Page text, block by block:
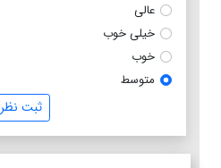
عالی
خیلی خوب
خوب
متوسط
ثبت نظر